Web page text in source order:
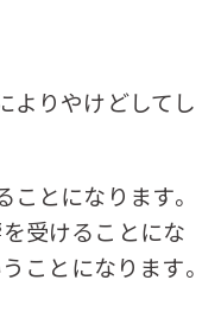
よりやけどしてし
ことになります。
受けることにな
ことになります。